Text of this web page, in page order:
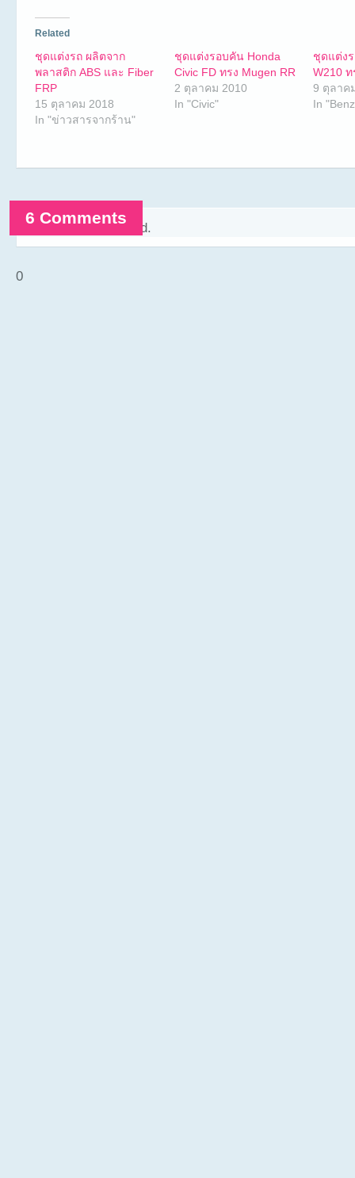
Related
ชุดแต่งรถ ผลิตจาก
พลาสติก ABS และ Fiber
FRP
15 ตุลาคม 2018
In "ข่าวสารจากร้าน"
ชุดแต่งรอบคัน Honda
Civic FD ทรง Mugen RR
2 ตุลาคม 2010
In "Civic"
ชุดแต่ง
W210 ท
9 ตุลาค
In
6 Comments
Comments are closed.
0